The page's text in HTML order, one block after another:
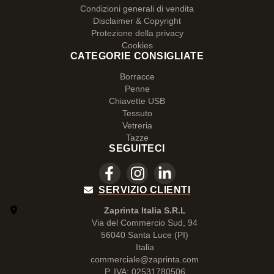
Condizioni generali di vendita
Disclaimer & Copyright
Protezione della privacy
Cookies
CATEGORIE CONSIGLIATE
Borracce
Penne
Chiavette USB
Tessuto
Vetreria
Tazze
SEGUITECI
SERVIZIO CLIENTI
Zaprinta Italia S.R.L
Via del Commercio Sud, 94
56040 Santa Luce (PI)
Italia
commerciale@zaprinta.com
P. IVA: 02531780506